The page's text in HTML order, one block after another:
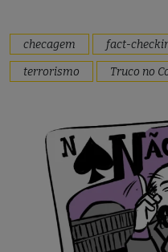
checagem fact-
terrorismo
Truco no